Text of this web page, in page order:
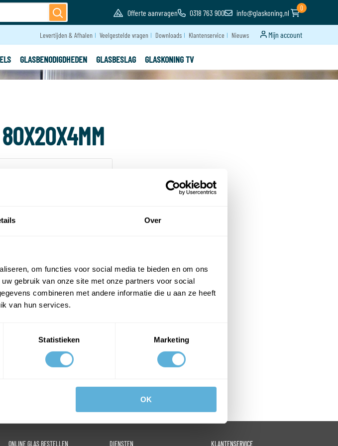
Over
om functies voor social media te bieden en om ons
gebruik van onze site met onze partners voor social
combineren met andere informatie die u aan ze heeft
van hun services.
Statistieken Marketing
OK
Offerte aanvragen 0318 763 900 info@glaskoning.nl 0
Levertijden & Afhalen Veelgestelde vragen Downloads Klantenservice Nieuws Mijn account
GLASBENODIGDHEDEN GLASBESLAG GLASKONING TV
-
PLAATS IN WINKELWAGEN
ONLINE GLAS BESTELLEN DIENSTEN KLANTENSERVICE